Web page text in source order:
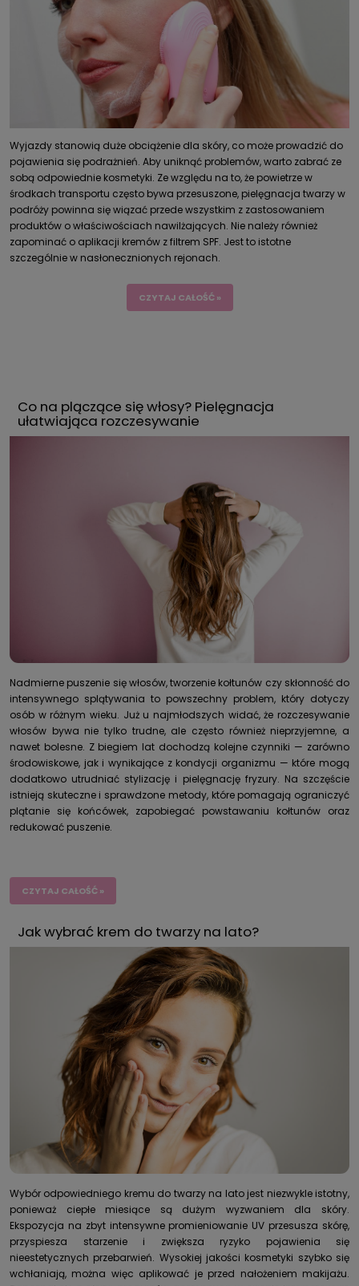
Wyjazdy stanowią duże obciążenie dla skóry, co może prowadzić do
pojawienia się podrażnień. Aby uniknąć problemów, warto zabrać ze
sobą odpowiednie kosmetyki. Ze względu na to, że powietrze w
środkach transportu często bywa przesuszone, pielęgnacja twarzy w
podróży powinna się wiązać przede wszystkim z zastosowaniem
produktów o właściwościach nawilżających. Nie należy również
zapominać o aplikacji kremów z filtrem SPF. Jest to istotne
szczególnie w nasłonecznionych rejonach.
CZYTAJ CAŁOŚĆ »
Co na plączące się włosy? Pielęgnacja
ułatwiająca rozczesywanie
Nadmierne puszenie się włosów, tworzenie kołtunów czy skłonność do
intensywnego splątywania to powszechny problem, który dotyczy
osób w różnym wieku. Już u najmłodszych widać, że rozczesywanie
włosów bywa nie tylko trudne, ale często również nieprzyjemne, a
nawet bolesne. Z biegiem lat dochodzą kolejne czynniki — zarówno
środowiskowe, jak i wynikające z kondycji organizmu — które mogą
dodatkowo utrudniać stylizację i pielęgnację fryzury. Na szczęście
istnieją skuteczne i sprawdzone metody, które pomagają ograniczyć
plątanie się końcówek, zapobiegać powstawaniu kołtunów oraz
redukować puszenie.
CZYTAJ CAŁOŚĆ »
Jak wybrać krem do twarzy na lato?
Wybór odpowiedniego kremu do twarzy na lato jest niezwykle istotny,
ponieważ ciepłe miesiące są dużym wyzwaniem dla skóry.
Ekspozycja na zbyt intensywnepromieniowanie UV przesusza skórę,
przyspiesza starzenie i zwiększa ryzyko pojawienia się
nieestetycznych przebarwień. Wysokiej jakości kosmetyki szybko się
wchłaniają, można więc aplikować je przed nałożeniem makijażu.